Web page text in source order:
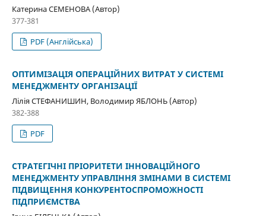
Катерина СЕМЕНОВА (Автор)
377-381
PDF (Англійська)
ОПТИМІЗАЦІЯ ОПЕРАЦІЙНИХ ВИТРАТ У СИСТЕМІ
МЕНЕДЖМЕНТУ ОРГАНІЗАЦІЇ
Лілія СТЕФАНИШИН, Володимир ЯБЛОНЬ (Автор)
382-388
PDF
СТРАТЕГІЧНІ ПРІОРИТЕТИ ІННОВАЦІЙНОГО
МЕНЕДЖМЕНТУ УПРАВЛІННЯ ЗМІНАМИ В СИСТЕМІ
ПІДВИЩЕННЯ КОНКУРЕНТОСПРОМОЖНОСТІ
ПІДПРИЄМСТВА